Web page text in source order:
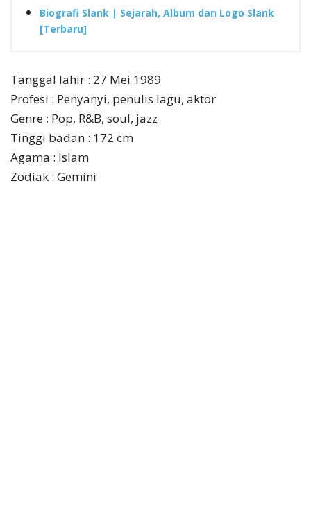
Biografi Slank | Sejarah, Album dan Logo Slank
[Terbaru]
Tanggal lahir : 27 Mei 1989
Profesi : Penyanyi, penulis lagu, aktor
Genre : Pop, R&B, soul, jazz
Tinggi badan : 172 cm
Agama : Islam
Zodiak : Gemini